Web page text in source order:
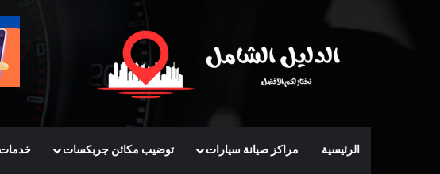
الرئيسية مراكز صيانة سيارات توضيب مكائن جربكسات خدمات